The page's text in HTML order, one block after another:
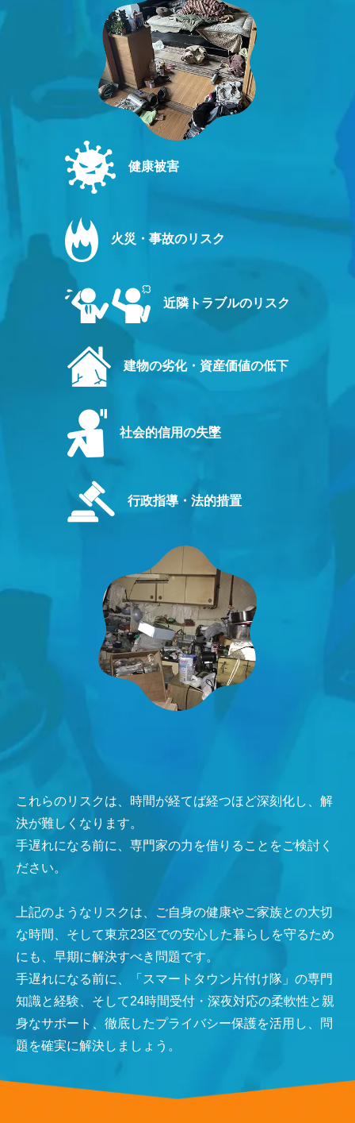
健康被害
火災・事故のリスク
近隣トラブルのリスク
建物の劣化・資産価値の低下
社会的信用の失墜
行政指導・法的措置
これらのリスクは、時間が経てば経つほど深刻化し、解
決が難しくなります。
手遅れになる前に、専門家の力を借りることをご検討く
ださい。
上記のようなリスクは、ご自身の健康やご家族との大切
な時間、そして東京23区での安心した暮らしを守るため
にも、早期に解決すべき問題です。
手遅れになる前に、「スマートタウン片付け隊」の専門
知識と経験、そして24時間受付・深夜対応の柔軟性と親
身なサポート、徹底したプライバシー保護を活用し、問
題を確実に解決しましょう。